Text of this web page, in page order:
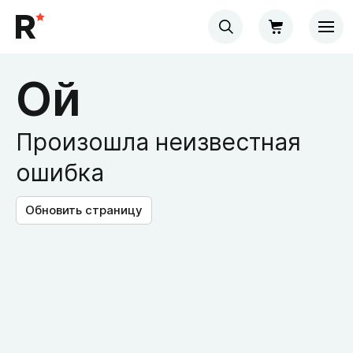
Ой
Произошла неизвестная
ошибка
Обновить страницу